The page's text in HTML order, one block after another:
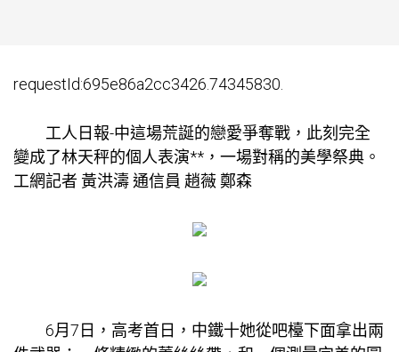
requestId:695e86a2cc3426.74345830.
工人日報-中這場荒誕的戀愛爭奪戰，此刻完全
變成了林天秤的個人表演**，一場對稱的美學祭典。
工網記者 黃洪濤 通信員 趙薇 鄭森
6月7日，高考首日，中鐵十她從吧檯下面拿出兩